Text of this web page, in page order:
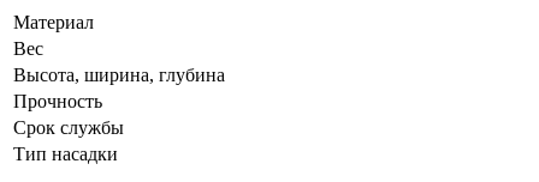
Материал
Вес
Высота, ширина, глубина
Прочность
Срок службы
Тип насадки